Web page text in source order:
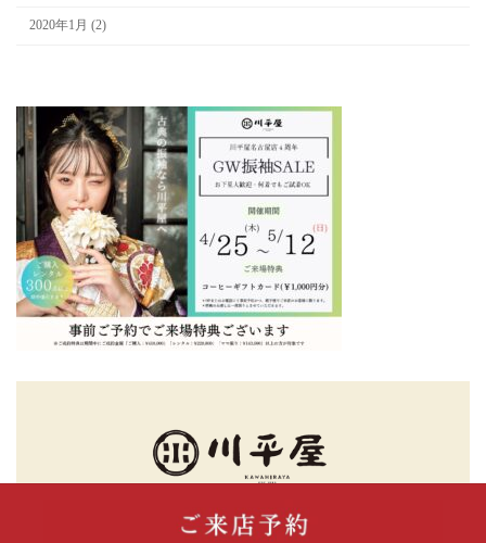
2020年1月 (2)